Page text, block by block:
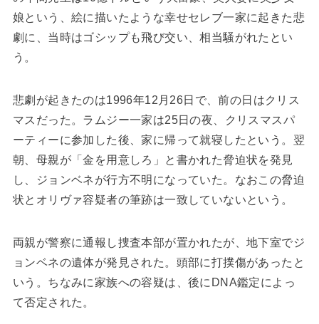
娘という、絵に描いたような幸せセレブ一家に起きた悲
劇に、当時はゴシップも飛び交い、相当騒がれたとい
う。
悲劇が起きたのは1996年12月26日で、前の日はクリス
マスだった。ラムジー一家は25日の夜、クリスマスパ
ーティーに参加した後、家に帰って就寝したという。翌
朝、母親が「金を用意しろ」と書かれた脅迫状を発見
し、ジョンベネが行方不明になっていた。なおこの脅迫
状とオリヴァ容疑者の筆跡は一致していないという。
両親が警察に通報し捜査本部が置かれたが、地下室でジ
ョンベネの遺体が発見された。頭部に打撲傷があったと
いう。ちなみに家族への容疑は、後にDNA鑑定によっ
て否定された。